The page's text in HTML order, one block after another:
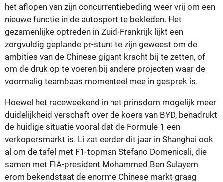
het aflopen van zijn concurrentiebeding weer vrij om een
nieuwe functie in de autosport te bekleden. Het
gezamenlijke optreden in Zuid-Frankrijk lijkt een
zorgvuldig geplande pr-stunt te zijn geweest om de
ambities van de Chinese gigant kracht bij te zetten, of
om de druk op te voeren bij andere projecten waar de
voormalig teambaas momenteel mee in gesprek is.
Hoewel het raceweekend in het prinsdom mogelijk meer
duidelijkheid verschaft over de koers van BYD, benadrukt
de huidige situatie vooral dat de Formule 1 een
verkopersmarkt is. Li zat eerder dit jaar in Shanghai ook
al om de tafel met F1-topman Stefano Domenicali, die
samen met FIA-president Mohammed Ben Sulayem
erom bekendstaat de enorme Chinese markt graag